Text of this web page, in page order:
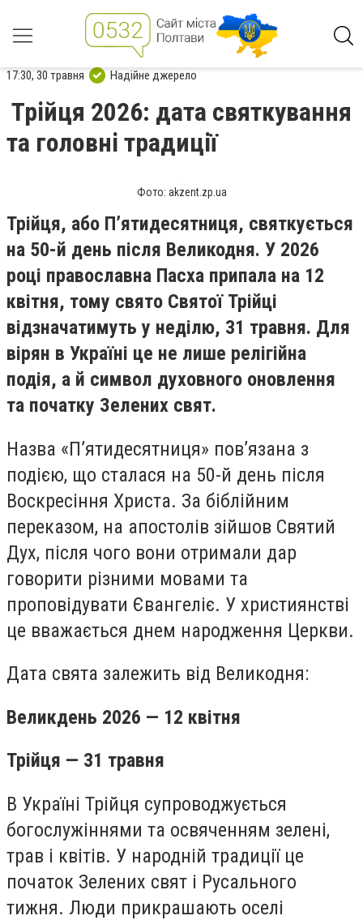
17:30, 30 травня Надійне джерело
Трійця 2026: дата святкування
та головні традиції
Фото: akzent.zp.ua
Трійця, або П’ятидесятниця, святкується
на 50-й день після Великодня. У 2026
році православна Пасха припала на 12
квітня, тому свято Святої Трійці
відзначатимуть у неділю, 31 травня. Для
вірян в Україні це не лише релігійна
подія, а й символ духовного оновлення
та початку Зелених свят.
Назва «П’ятидесятниця» пов’язана з
подією, що сталася на 50-й день після
Воскресіння Христа. За біблійним
переказом, на апостолів зійшов Святий
Дух, після чого вони отримали дар
говорити різними мовами та
проповідувати Євангеліє. У християнстві
це вважається днем народження Церкви.
Дата свята залежить від Великодня:
Великдень 2026 — 12 квітня
Трійця — 31 травня
В Україні Трійця супроводжується
богослужіннями та освяченням зелені,
трав і квітів. У народній традиції це
початок Зелених свят і Русального
тижня. Люди прикрашають оселі